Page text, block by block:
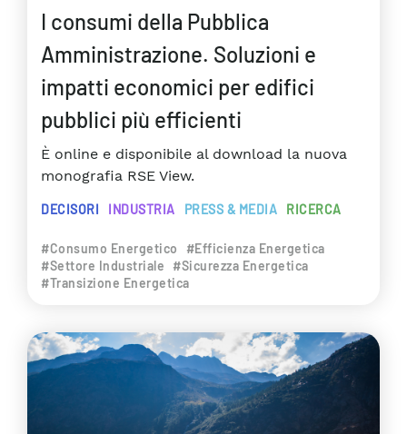
I consumi della Pubblica
Amministrazione. Soluzioni e
impatti economici per edifici
pubblici più efficienti
È online e disponibile al download la nuova
monografia RSE View.
DECISORI INDUSTRIA PRESS & MEDIA RICERCA
#Consumo Energetico
#Efficienza Energetica
#Settore Industriale
#Sicurezza Energetica
#Transizione Energetica